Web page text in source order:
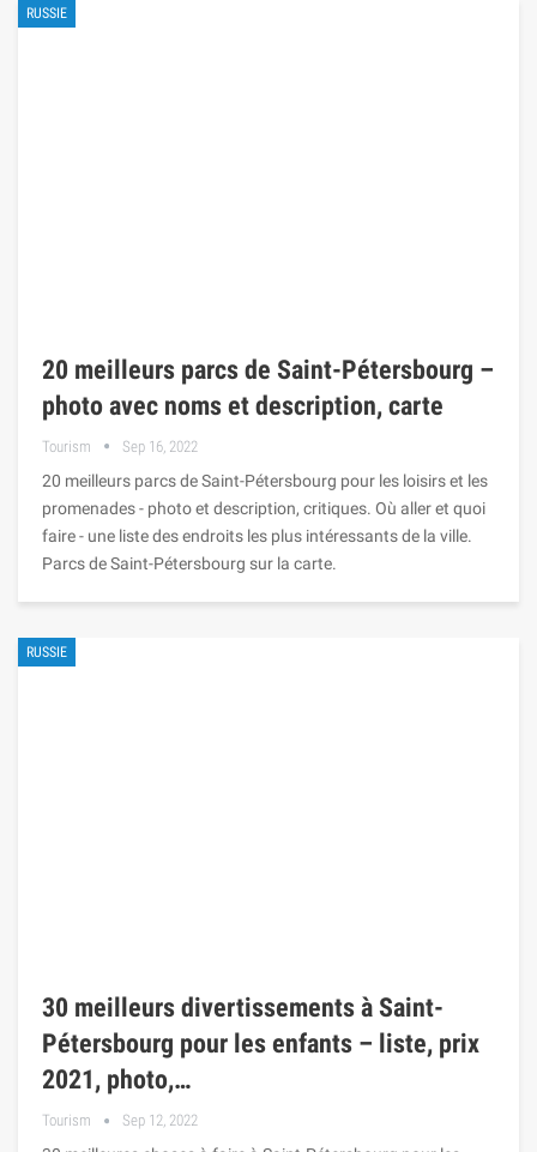
RUSSIE
20 meilleurs parcs de Saint-Pétersbourg –
photo avec noms et description, carte
Tourism Sep 16, 2022
20 meilleurs parcs de Saint-Pétersbourg pour les loisirs et les
promenades - photo et description, critiques. Où aller et quoi
faire - une liste des endroits les plus intéressants de la ville.
Parcs de Saint-Pétersbourg sur la carte.
RUSSIE
30 meilleurs divertissements à Saint-
Pétersbourg pour les enfants – liste, prix
2021, photo,…
Tourism Sep 12, 2022